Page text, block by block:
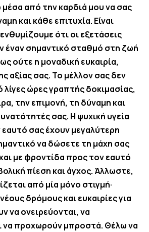
από την καρδιά μου να σας
και κάθε επιτυχία. Είναι
ότι οι εξετάσεις
έναν σημαντικό σταθμό στη ζωή
ούτε η μοναδική ευκαιρία,
αξίας σας. Το μέλλον σας δεν
ώρες γραπτής δοκιμασίας,
την επιμονή, τη δύναμη και
σας. Η ψυχική υγεία
εαυτό σας έχουν μεγαλύτερη
να δώσετε τη μάχη σας
με φροντίδα προς τον εαυτό
πίεση και άγχος. Άλλωστε,
από μία μόνο στιγμή·
δρόμους και ευκαιρίες για
να ονειρεύονται, να
να προχωρούν μπροστά. Θέλω να